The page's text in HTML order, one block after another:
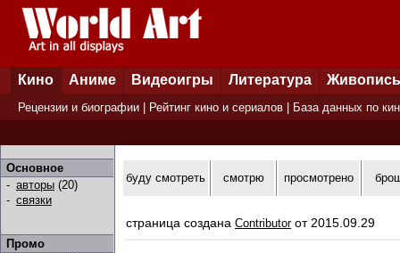
Кино Аниме Видеоигры Литература Живопись
Рецензии и биографии Рейтинг кино и сериалов База данных по
Основное
- авторы (20)
- связки
Промо
буду смотреть смотрю просмотрено
страница создана Contributorот 2015.09.29